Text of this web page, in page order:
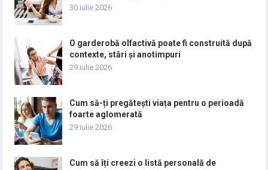
30 iulie 2026
O garderobă olfactivă poate fi construită după
contexte, stări și anotimpuri
29 iulie 2026
Cum să-ți pregătești viața pentru o perioadă
foarte aglomerată
29 iulie 2026
Cum să îți creezi o listă personală de